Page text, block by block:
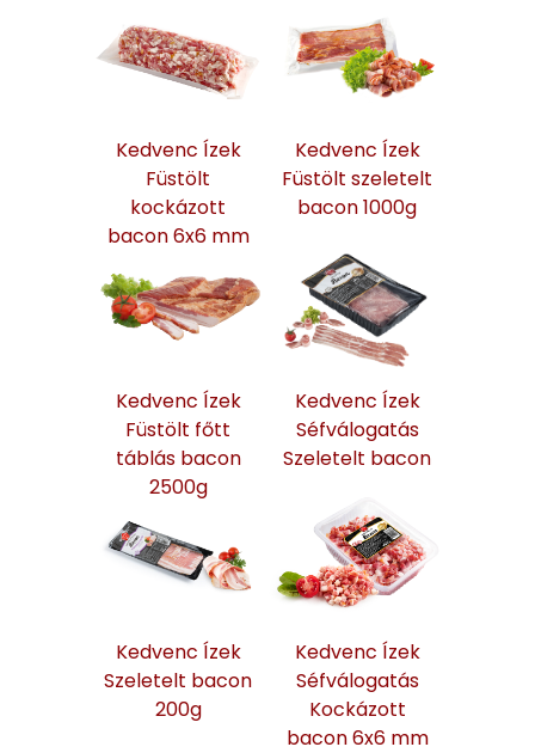
Kedvenc Ízek
Füstölt
kockázott
bacon 6x6 mm
Kedvenc Ízek
Füstölt szeletelt
bacon 1000g
Kedvenc Ízek
Füstölt főtt
táblás bacon
2500g
Kedvenc Ízek
Séfválogatás
Szeletelt bacon
Kedvenc Ízek
Szeletelt bacon
200g
Kedvenc Ízek
Séfválogatás
Kockázott
bacon 6x6 mm